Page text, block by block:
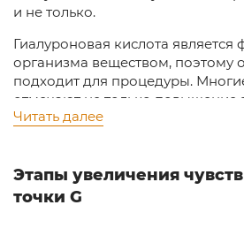
и не только.
Гиалуроновая кислота
организма веществом, поэтому
подходит для процедуры.
отмечают не только повышение
окраски интимной близости, но
Длительность эффекта по
составляет 8-12 месяцев, за это
кислота постепенно
Читать далее
Этапы увеличения
точки G